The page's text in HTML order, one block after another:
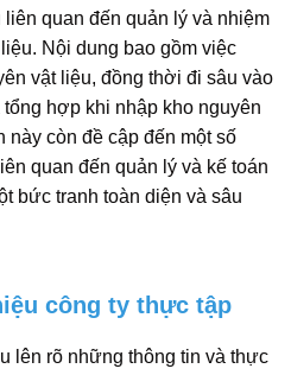
quan đến quản lý và nhiệm
Nội dung bao gồm việc
vật liệu, đồng thời đi sâu vào
hợp khi nhập kho nguyên
này còn đề cập đến một số
quan đến quản lý và kế toán
bức tranh toàn diện và sâu
công ty thực tập
lên rõ những thông tin và thực